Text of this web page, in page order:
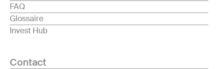
FAQ
Glossaire
Invest Hub
Contact